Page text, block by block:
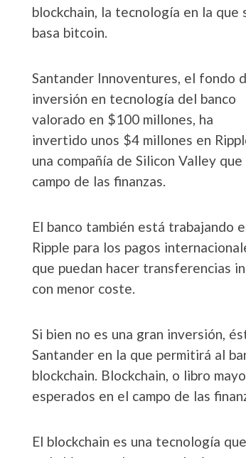
blockchain, la tecnología en la que
basa bitcoin.
Santander Innoventures, el fondo
inversión en tecnología del banco
valorado en $100 millones, ha
invertido unos $4 millones en
una compañía de Silicon Valley
campo de las finanzas.
El banco también está trabajando
Ripple para los pagos
que puedan hacer transferencias
con menor coste.
Si bien no es una gran inversión,
Santander en la que permitirá al
blockchain. Blockchain, o libro
esperados en el campo de las
El blockchain es una tecnología